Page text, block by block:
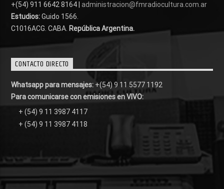
+(54) 911 6642 8164 | administracion@fmradiocultura.com.ar
Estudios:Guido 1566.
C1016ACG . CABA. República Argentina.
CONTACTO DIRECTO
Whatsapp para mensajes: +(54) 9 11 5577 1192
Para comunicarse con emisiones en VIVO:
+ (54) 9 11 3987 4117
+ (54) 9 11 3987 4118